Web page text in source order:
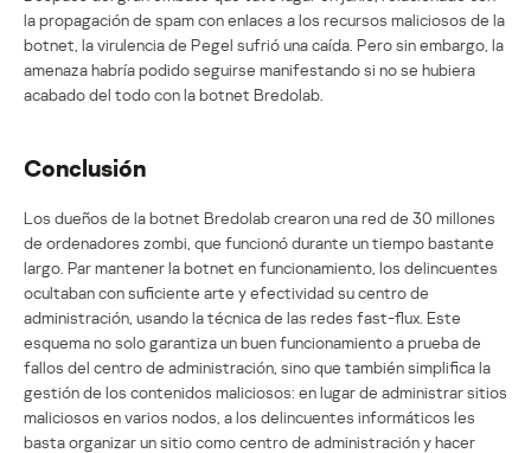
la propagación de spam con enlaces a los recursos maliciosos de la
botnet, la virulencia de Pegel sufrió una caída. Pero sin embargo, la
amenaza habría podido seguirse manifestando si no se hubiera
acabado del todo con la botnet Bredolab.
Conclusión
Los dueños de la botnet Bredolab crearon una red de 30 millones
de ordenadores zombi, que funcionó durante un tiempo bastante
largo. Par mantener la botnet en funcionamiento, los delincuentes
ocultaban con suficiente arte y efectividad su centro de
administración, usando la técnica de las redes fast-flux. Este
esquema no solo garantiza un buen funcionamiento a prueba de
fallos del centro de administración, sino que también simplifica la
gestión de los contenidos maliciosos: en lugar de administrar sitios
maliciosos en varios nodos, a los delincuentes informáticos les
basta organizar un sitio como centro de administración y hacer